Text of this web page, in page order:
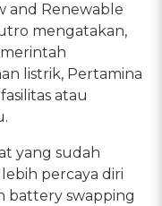
and Renewable
mengatakan,
listrik, Pertamina
atau
yang sudah
percaya diri
battery swapping